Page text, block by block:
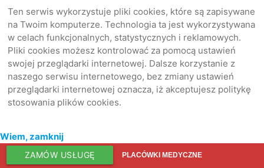
Ten serwis wykorzystuje pliki cookies, które są zapisywane
na Twoim komputerze. Technologia ta jest wykorzystywana
w celach funkcjonalnych, statystycznych i reklamowych.
Pliki cookies możesz kontrolować za pomocą ustawień
swojej przeglądarki internetowej. Dalsze korzystanie z
naszego serwisu internetowego, bez zmiany ustawień
przeglądarki internetowej oznacza, iż akceptujesz politykę
stosowania plików cookies.
Wiem, zamknij
ZAMÓW USŁUGĘ PLACÓWKI MEDYCZNE